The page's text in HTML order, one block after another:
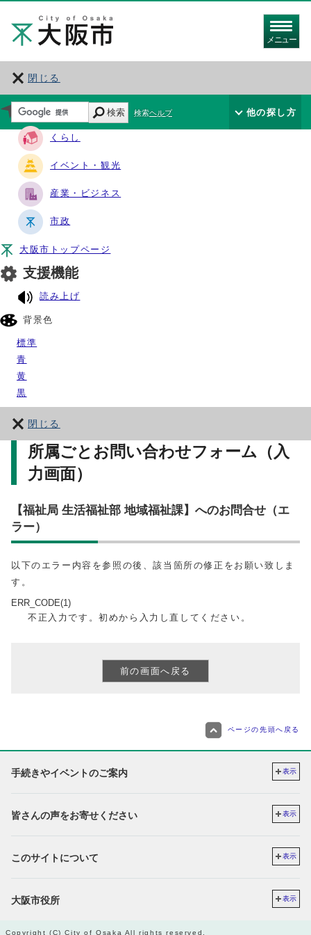
メニュー
閉じる
サイト・ナビ
くらし
イベント・観光
産業・ビジネス
市政
大阪市トップページ
支援機能
読み上げ
背景色
標準
青
黄
黒
閉じる
検索 検索ヘルプ 他の探し方
所属ごとお問い合わせフォーム（入
力画面）
【福祉局 生活福祉部 地域福祉課】へのお問合せ（エ
ラー）
以下のエラー内容を参照の後、該当箇所の修正をお願い致しま
す。
ERR_CODE(1)
不正入力です。初めから入力し直してください。
ページの先頭へ戻る
手続きやイベントのご案内 表示
皆さんの声をお寄せください 表示
このサイトについて 表示
大阪市役所 表示
Copyright (C) City of Osaka All rights reserved.